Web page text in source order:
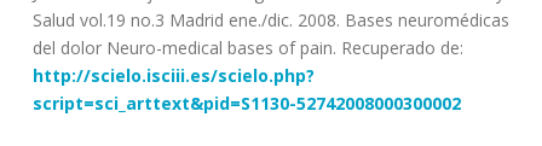
Salud vol.19 no.3 Madrid ene./dic. 2008. Bases neuromédicas
del dolor Neuro-medical bases of pain. Recuperado de:
http://scielo.isciii.es/scielo.php?
script=sci_arttext&pid=S1130-52742008000300002